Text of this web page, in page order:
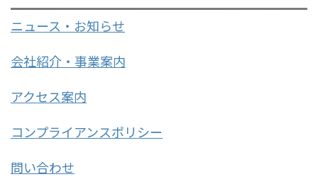
ニュース・お知らせ
会社紹介・事業案内
アクセス案内
コンプライアンスポリシー
問い合わせ